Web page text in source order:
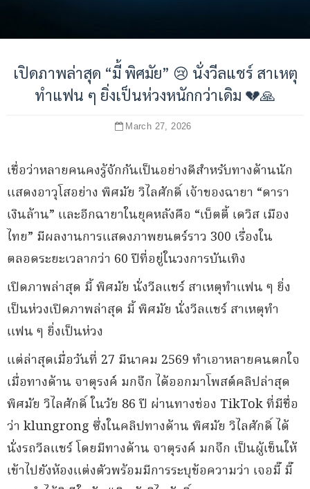
เปิดภาพล่าสุด “มี้ พิศมัย” 😢 นั่งวีลแชร์ สาเหตุ
ทำแฟน ๆ ยิ่งเป็นห่วงหนักกว่าเดิม 💔🙏
March 27, 2026
เชื่อว่าหลายคนคงรู้จักกันเป็นอย่างดีสำหรับทางด้านนัก
แสดงอาวุโสอย่าง พิศมัย วิไลศักดิ์ เจ้าของฉายา “ดารา
เงินล้าน” และอีกฉายาในยุคหลังคือ “เบ็ตตี้ เดวิส เมือง
ไทย” มีผลงานการแสดงภาพยนตร์ราว 300 เรื่องใน
ตลอดระยะเวลากว่า 60 ปีที่อยู่ในวงการบันเทิง
เปิดภาพล่าสุด มี้ พิศมัย นั่งวีลแชร์ สาเหตุทำแฟน ๆ ยิ่ง
เป็นห่วงเปิดภาพล่าสุด มี้ พิศมัย นั่งวีลแชร์ สาเหตุทำ
แฟน ๆ ยิ่งเป็นห่วง
แต่ล่าสุดเมื่อวันที่ 27 มีนาคม 2569 ทำเอาหลายคนตกใจ
เมื่อทางด้าน จาตุรงค์ มกจ๊ก ได้ออกมาโพสต์คลิปล่าสุด
พิศมัย วิไลศักดิ์ ในวัย 86 ปี ผ่านทางช่อง TikTok ที่มีชื่อ
ว่า klungrong ซึ่งในคลิปทางด้าน พิศมัย วิไลศักดิ์ ได้
นั่งรถวีลแชร์ โดยมีทางด้าน จาตุรงค์ มกจ๊ก เป็นผู้เข็นให้
เข้าไปยังห้องแต่งตัวพร้อมมีการระบุข้อความว่า เจอมี๊ มี๊